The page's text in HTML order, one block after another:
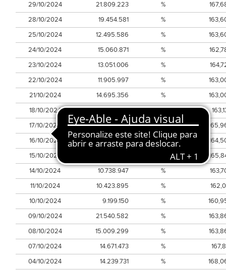
29/10/2024
21.809.223 %
28/10/2024
19.454.581 %
25/10/2024
12.495.586 %
24/10/2024
15.060.871 %
23/10/2024
13.051.006 %
22/10/2024
11.905.997 %
21/10/2024
14.695.356 %
18/10/2024
11.848.894 %
17/10/2024
14.364.682 %
16/10/2024
10.599.555 %
15/10/2024
14/10/2024
10.738.947 %
11/10/2024
10.423.895 %
10/10/2024
9.199.150 %
09/10/2024
21.540.582 %
08/10/2024
15.009.299 %
07/10/2024
14.671.473 %
04/10/2024
14.239.731 %